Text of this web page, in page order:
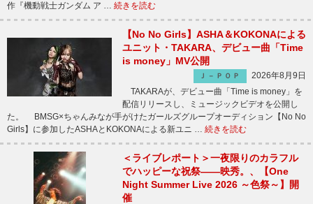
作『機動戦士ガンダム ア … 続きを読む
【No No Girls】ASHA＆KOKONAによる
ユニット・TAKARA、デビュー曲「Time
is money」MV公開
Ｊ－ＰＯＰ
2026年8月9日
TAKARAが、デビュー曲「Time is money」を
配信リリースし、ミュージックビデオを公開し
た。 BMSG×ちゃんみなが手がけたガールズグループオーディション【No No
Girls】に参加したASHAとKOKONAによる新ユニ … 続きを読む
＜ライブレポート＞一夜限りのカラフル
でハッピーな祝祭――映秀。、【One
Night Summer Live 2026 ～色祭～】開
催